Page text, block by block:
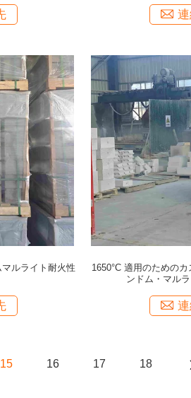
ルライト耐火性
1650°C 適用のための
ンドム・マル
15 16 17 18